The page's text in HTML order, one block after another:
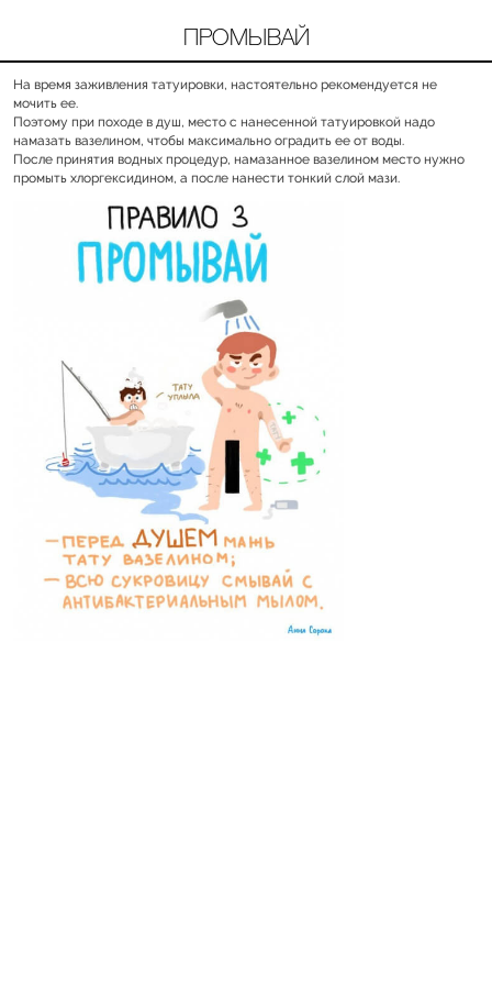
ПРОМЫВАЙ
На время заживления татуировки, настоятельно рекомендуется не
мочить ее.
Поэтому при походе в душ, место с нанесенной татуировкой надо
намазать вазелином, чтобы максимально оградить ее от воды.
После принятия водных процедур, намазанное вазелином место нужно
промыть хлоргексидином, а после нанести тонкий слой мази.